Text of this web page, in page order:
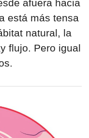
afuera hacia
está más tensa
natural, la
flujo. Pero igual